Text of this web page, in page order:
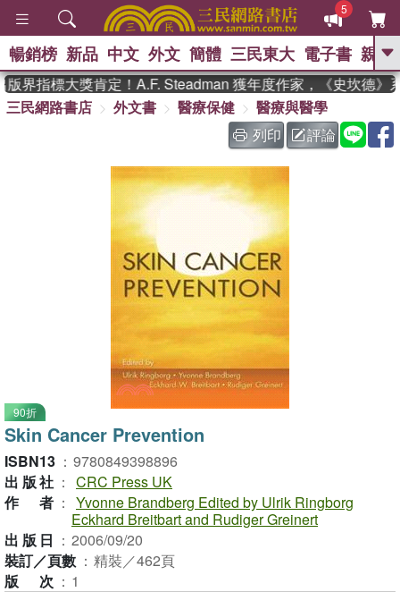
5
GO
熱搜： 東野圭吾 、 高希均教授回憶錄
The Odyssey 、 父親節 、 如果歷
史是一群喵 、 暑期推薦 、 國際布克
獎 臺灣漫遊錄 、 方念華
登輝時代 、 數學女孩：黎曼猜想
偉大的迷走神經
暢銷榜 新品 中文 外文 簡體 三民東大 電子書 親子
界指標大獎肯定！A.F. Steadman 獲年度作家，《史坎德》
三民網路書店
外文書 醫療保健
醫療與醫學
列印
評論
90折
Skin Cancer Prevention
ISBN13 ： 9780849398896
出版社 ： CRC Press UK
作者 ： Yvonne Brandberg Edited by Ulrik Ringborg
Eckhard Breitbart and Rudiger Greinert
出版日 ： 2006/09/20
裝訂／頁數 ： 精裝／462頁
版次 ： 1